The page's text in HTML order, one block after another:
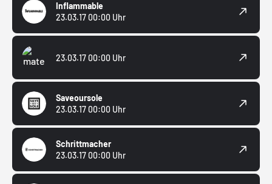
Inflammable
23.03.17 00:00 Uhr
23.03.17 00:00 Uhr
Saveoursole
23.03.17 00:00 Uhr
Schrittmacher
23.03.17 00:00 Uhr